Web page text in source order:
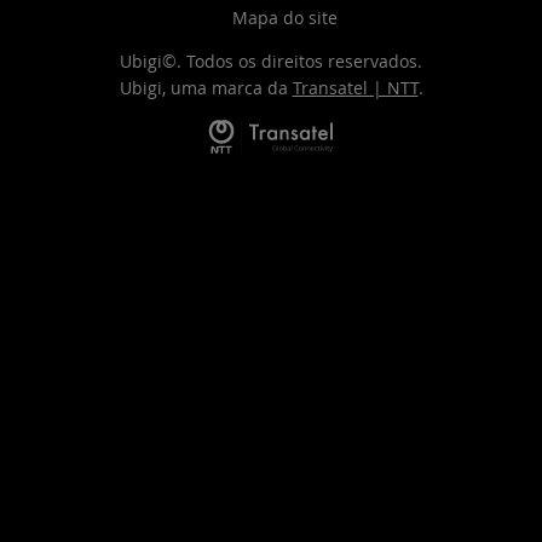
Mapa do site
Ubigi©. Todos os direitos reservados.
Ubigi, uma marca da Transatel | NTT.